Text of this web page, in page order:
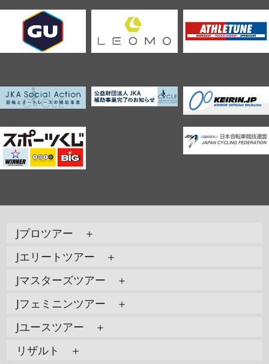
Jプロツアー ＋
Jエリートツアー ＋
Jマスターズツアー ＋
Jフェミニンツアー ＋
Jユースツアー ＋
リザルト ＋